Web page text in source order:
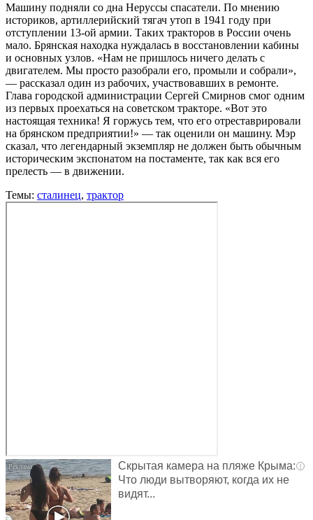
Машину подняли со дна Неруссы спасатели. По мнению
историков, артиллерийский тягач утоп в 1941 году при
отступлении 13-ой армии. Таких тракторов в России очень
мало. Брянская находка нуждалась в восстановлении кабины
и основных узлов. «Нам не пришлось ничего делать с
двигателем. Мы просто разобрали его, промыли и собрали»,
— рассказал один из рабочих, участвовавших в ремонте.
Глава городской администрации Сергей Смирнов смог одним
из первых проехаться на советском тракторе. «Вот это
настоящая техника! Я горжусь тем, что его отреставрировали
на брянском предприятии!» — так оценили он машину. Мэр
сказал, что легендарный экземпляр не должен быть обычным
историческим экспонатом на постаменте, так как вся его
прелесть — в движении.
Темы: сталинец, трактор
i
Скрытая камера на пляже Крыма:
Что люди вытворяют, когда их не
видят...